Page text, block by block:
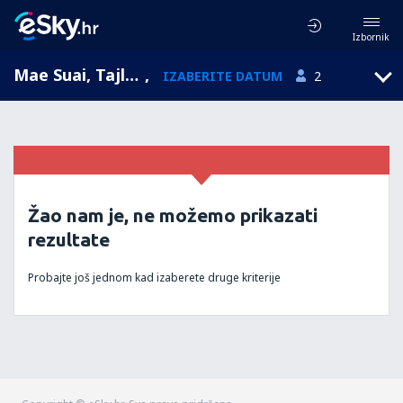
Izbornik
Mae Suai, Tajland , IZABERITE DATUM 2
Žao nam je, ne možemo prikazati
rezultate
Probajte još jednom kad izaberete druge kriterije